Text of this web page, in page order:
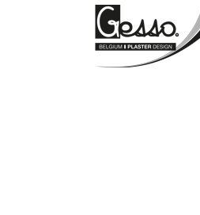
Sierschouw161